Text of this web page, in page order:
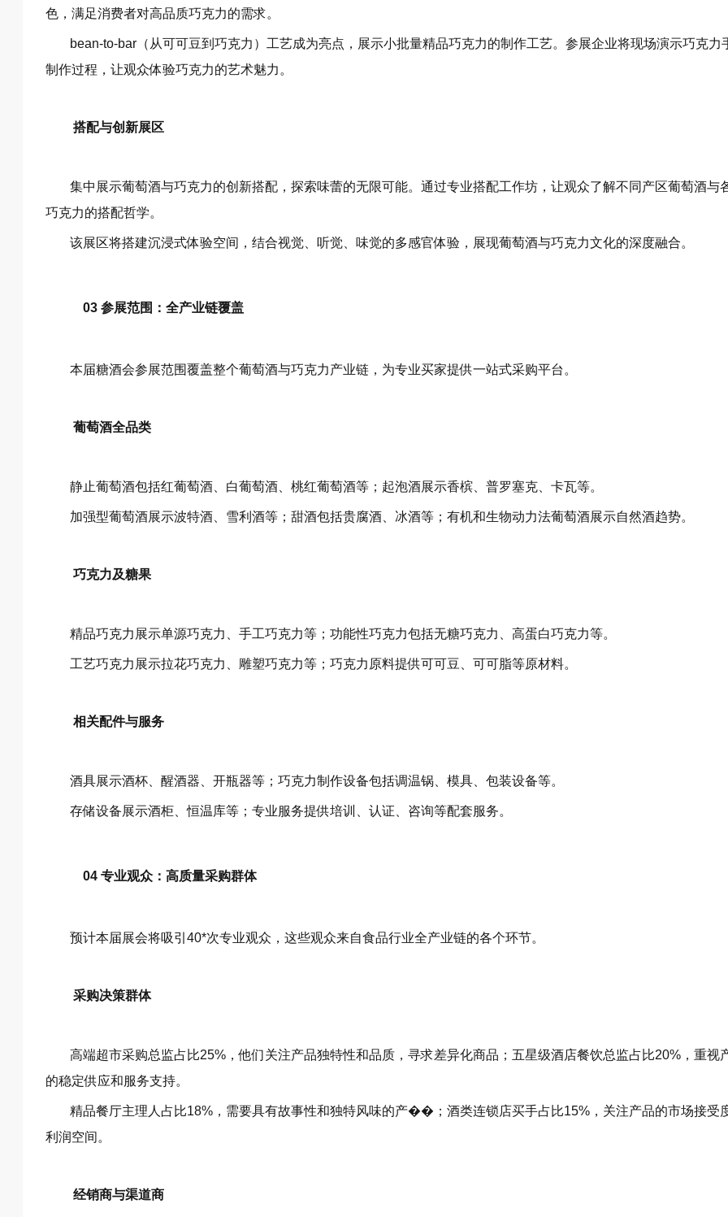
色，满足消费者对高品质巧克力的需求。
bean-to-bar（从可可豆到巧克力）工艺成为亮点，展示小批量精品巧克力的制作工艺。参展企业将现场演示巧克力
制作过程，让观众体验巧克力的艺术魅力。
搭配与创新展区
集中展示葡萄酒与巧克力的创新搭配，探索味蕾的无限可能。通过专业搭配工作坊，让观众了解不同产区葡萄酒与
巧克力的搭配哲学。
该展区将搭建沉浸式体验空间，结合视觉、听觉、味觉的多感官体验，展现葡萄酒与巧克力文化的深度融合。
03 参展范围：全产业链覆盖
本届糖酒会参展范围覆盖整个葡萄酒与巧克力产业链，为专业买家提供一站式采购平台。
葡萄酒全品类
静止葡萄酒包括红葡萄酒、白葡萄酒、桃红葡萄酒等；起泡酒展示香槟、普罗塞克、卡瓦等。
加强型葡萄酒展示波特酒、雪利酒等；甜酒包括贵腐酒、冰酒等；有机和生物动力法葡萄酒展示自然酒趋势。
巧克力及糖果
精品巧克力展示单源巧克力、手工巧克力等；功能性巧克力包括无糖巧克力、高蛋白巧克力等。
工艺巧克力展示拉花巧克力、雕塑巧克力等；巧克力原料提供可可豆、可可脂等原材料。
相关配件与服务
酒具展示酒杯、醒酒器、开瓶器等；巧克力制作设备包括调温锅、模具、包装设备等。
存储设备展示酒柜、恒温库等；专业服务提供培训、认证、咨询等配套服务。
04 专业观众：高质量采购群体
预计本届展会将吸引40*次专业观众，这些观众来自食品行业全产业链的各个环节。
采购决策群体
高端超市采购总监占比25%，他们关注产品独特性和品质，寻求差异化商品；五星级酒店餐饮总监占比20%，重视
的稳定供应和服务支持。
精品餐厅主理人占比18%，需要具有故事性和独特风味的产��；酒类连锁店买手占比15%，关注产品的市场接受
利润空间。
经销商与渠道商